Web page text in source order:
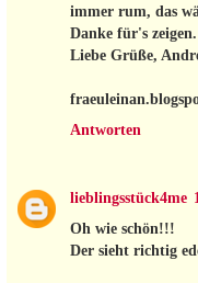
immer rum, das
Danke für's zeigen.
Liebe Grüße,
Antworten
lieblingsstück4me
Oh wie schön!!!
Der sieht richtig